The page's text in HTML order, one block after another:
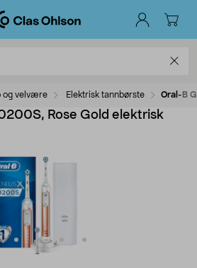
og velvære Elektrisk tannbørste Oral-B
Rose Gold elektrisk